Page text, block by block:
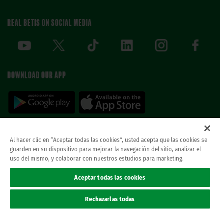
REAL BETIS ON SOCIAL MEDIA
DOWNLOAD OUR APP
© REAL BETIS BALOMPIE.This website is the only official Real Betis Balompié. All
rights reserved..
Al hacer clic en “Aceptar todas las cookies”, usted acepta que las cookies se
guarden en su dispositivo para mejorar la navegación del sitio, analizar el
uso del mismo, y colaborar con nuestros estudios para marketing.
Aceptar todas las cookies
Rechazarlas todas